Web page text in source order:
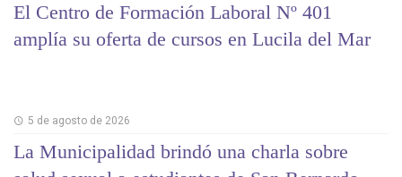
El Centro de Formación Laboral Nº 401
amplía su oferta de cursos en Lucila del Mar
5 de agosto de 2026
La Municipalidad brindó una charla sobre